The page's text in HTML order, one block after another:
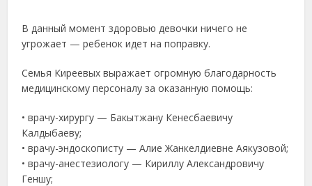
В данный момент здоровью девочки ничего не
угрожает — ребенок идет на поправку.
Семья Киреевых выражает огромную благодарность
медицинскому персоналу за оказанную помощь:
• врачу-хирургу — Бакытжану Кенесбаевичу
Калдыбаеву;
• врачу-эндоскописту — Алие Жанкелдиевне Аякузовой;
• врачу-анестезиологу — Кириллу Александровичу
Геншу;